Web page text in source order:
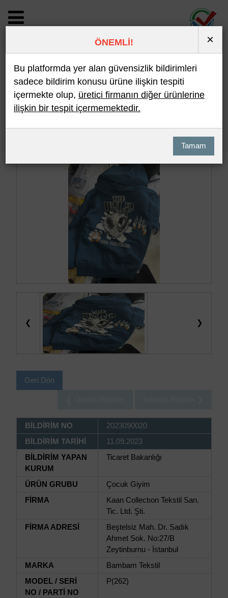
BİLDİRİM DETAYI
Son 10 Bildirim En Çok İncelenen
❮ ❯
Geri Dön
BİLDİRİM NO
2023090020
BİLDİRİM TARİHİ
11.09.2023
BİLDİRİM YAPAN
KURUM
Ticaret Bakanlığı
ÜRÜN GRUBU
Çocuk Giyim
FİRMA
Kaan Collectıon Tekstil San.
Tic. Ltd. Şti.
FİRMA ADRESİ
Beştelsiz Mah. Dr. Sadık
Ahmet Sok. No:27/B
Zeytinburnu - İstanbul
MARKA
Bambam Tekstil
MODEL / SERİ
NO / PARTİ NO
P(262)
ÖNEMLİ! ×
Bu platformda yer alan güvensizlik bildirimleri
sadece bildirim konusu ürüne ilişkin tespiti
içermekte olup, üretici firmanın diğer ürünlerine
ilişkin bir tespit içermemektedir.
Tamam